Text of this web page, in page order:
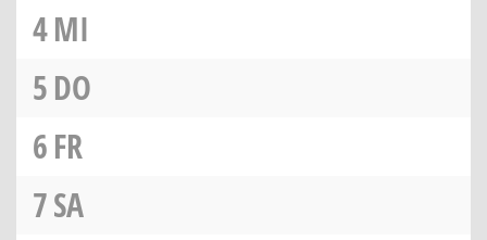
4MI
5DO
6FR
7SA